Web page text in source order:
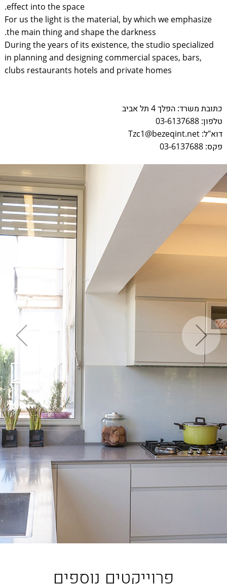
effect into the space.
For us the light is the material, by which we emphasize
the main thing and shape the darkness.
During the years of its existence, the studio specialized
in planning and designing commercial spaces, bars,
clubs restaurants hotels and private homes
כתובת משרד: הפלך 4 תל אביב
טלפון: 03-6137688
דוא"ל: Tzc1@bezeqint.net
פקס: 03-6137688
פרוייקטים נוספים